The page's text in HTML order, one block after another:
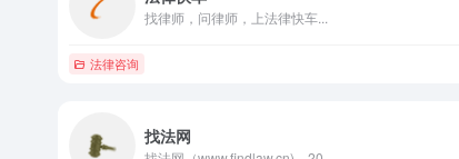
找律师，问律师，上法律快车...
法律咨询
找法网